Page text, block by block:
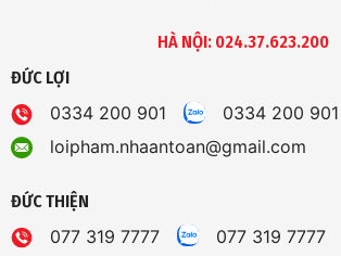
HÀ NỘI: 024.37.623.200
ĐỨC LỢI
0334 200 901
0334 200 901
loipham.nhaantoan@gmail.com
ĐỨC THIỆN
077 319 7777
077 319 7777